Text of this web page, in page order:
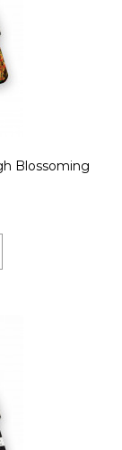
Blossoming